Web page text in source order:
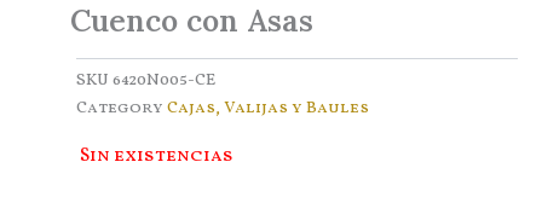
Cuenco con Asas
SKU 6420N005-CE
Category Cajas, Valijas y Baules
Sin existencias